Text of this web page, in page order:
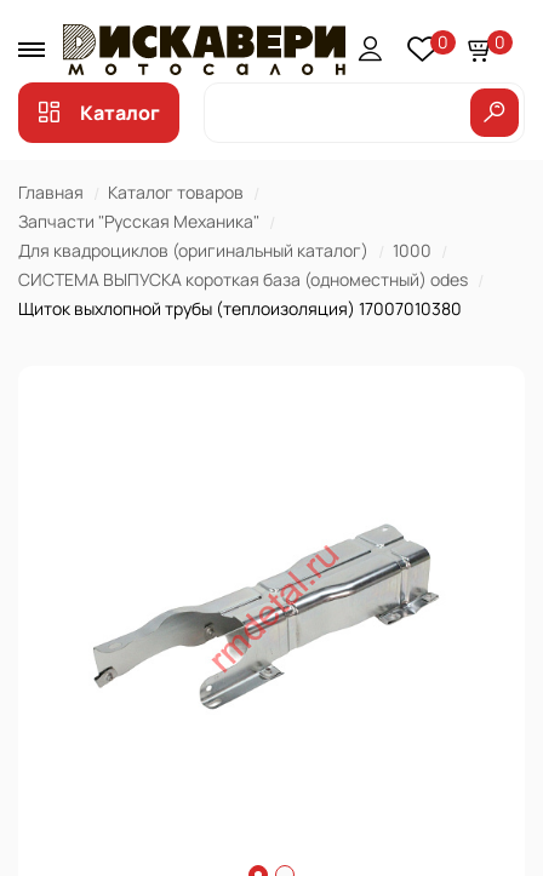
0 0
Каталог
Главная
Каталог товаров
Запчасти "Русская Механика"
Для квадроциклов (оригинальный каталог)
1000
СИСТЕМА ВЫПУСКА короткая база (одноместный) odes
Щиток выхлопной трубы (теплоизоляция) 17007010380